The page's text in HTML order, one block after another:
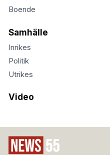
Boende
Samhälle
Inrikes
Politik
Utrikes
Video